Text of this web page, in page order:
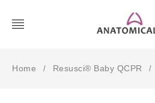
Home / Resusci® Baby QCPR /